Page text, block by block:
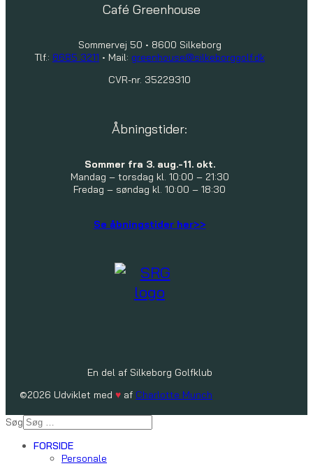
Café Greenhouse
Sommervej 50 • 8600 Silkeborg
Tlf.: 8685 3211 • Mail: greenhouse@silkeborggolf.dk
CVR-nr. 35229310
Åbningstider:
Sommer fra 3. aug.-11. okt.
Mandag – torsdag kl. 10:00 – 21:30
Fredag – søndag kl. 10:00 – 18:30
Se åbningstider her>>
En del af Silkeborg Golfklub
©2026 Udviklet med ♥ af Charlotte Munch
Søg
FORSIDE
Personale